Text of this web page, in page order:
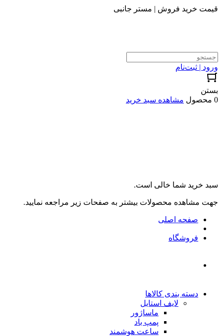
قیمت خرید فروش | مستر جانبی
ورود | ثبت‌نام
بستن
0 محصول
مشاهده سبد خرید
سبد خرید شما خالی است.
جهت مشاهده محصولات بیشتر به صفحات زیر مراجعه نمایید.
صفحه اصلی
فروشگاه
دسته بندی کالاها
لایف استایل
ماساژور
پمپ باد
ساعت هوشمند